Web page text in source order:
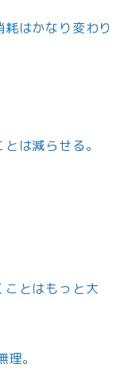
はかなり変わり
は減らせる。
とはもっと大
。